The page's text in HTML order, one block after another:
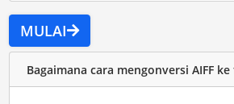
MULAI
Bagaimana cara mengonversi AIFF ke